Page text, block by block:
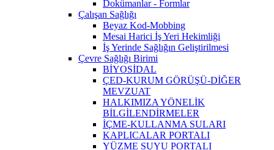
Dokümanlar - Formlar
Çalışan Sağlığı
Beyaz Kod-Mobbing
Mesai Harici İş Yeri Hekimliği
İş Yerinde Sağlığın Geliştirilmesi
Çevre Sağlığı Birimi
BİYOSİDAL
ÇED-KURUM GÖRÜŞÜ-DİĞER
MEVZUAT
HALKIMIZA YÖNELİK
BİLGİLENDİRMELER
İÇME-KULLANMA SULARI
KAPLICALAR PORTALI
YÜZME SUYU PORTALI